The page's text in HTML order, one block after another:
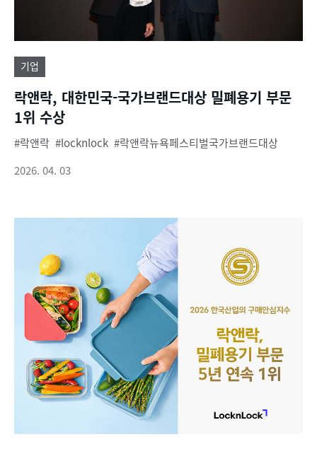
기업
락앤락, 대한민국-국가브랜드대상 밀폐용기 부문
1위 수상
락앤락 locknlock
락앤락뉴욕페스티벌국가브랜드대상
2026. 04. 03